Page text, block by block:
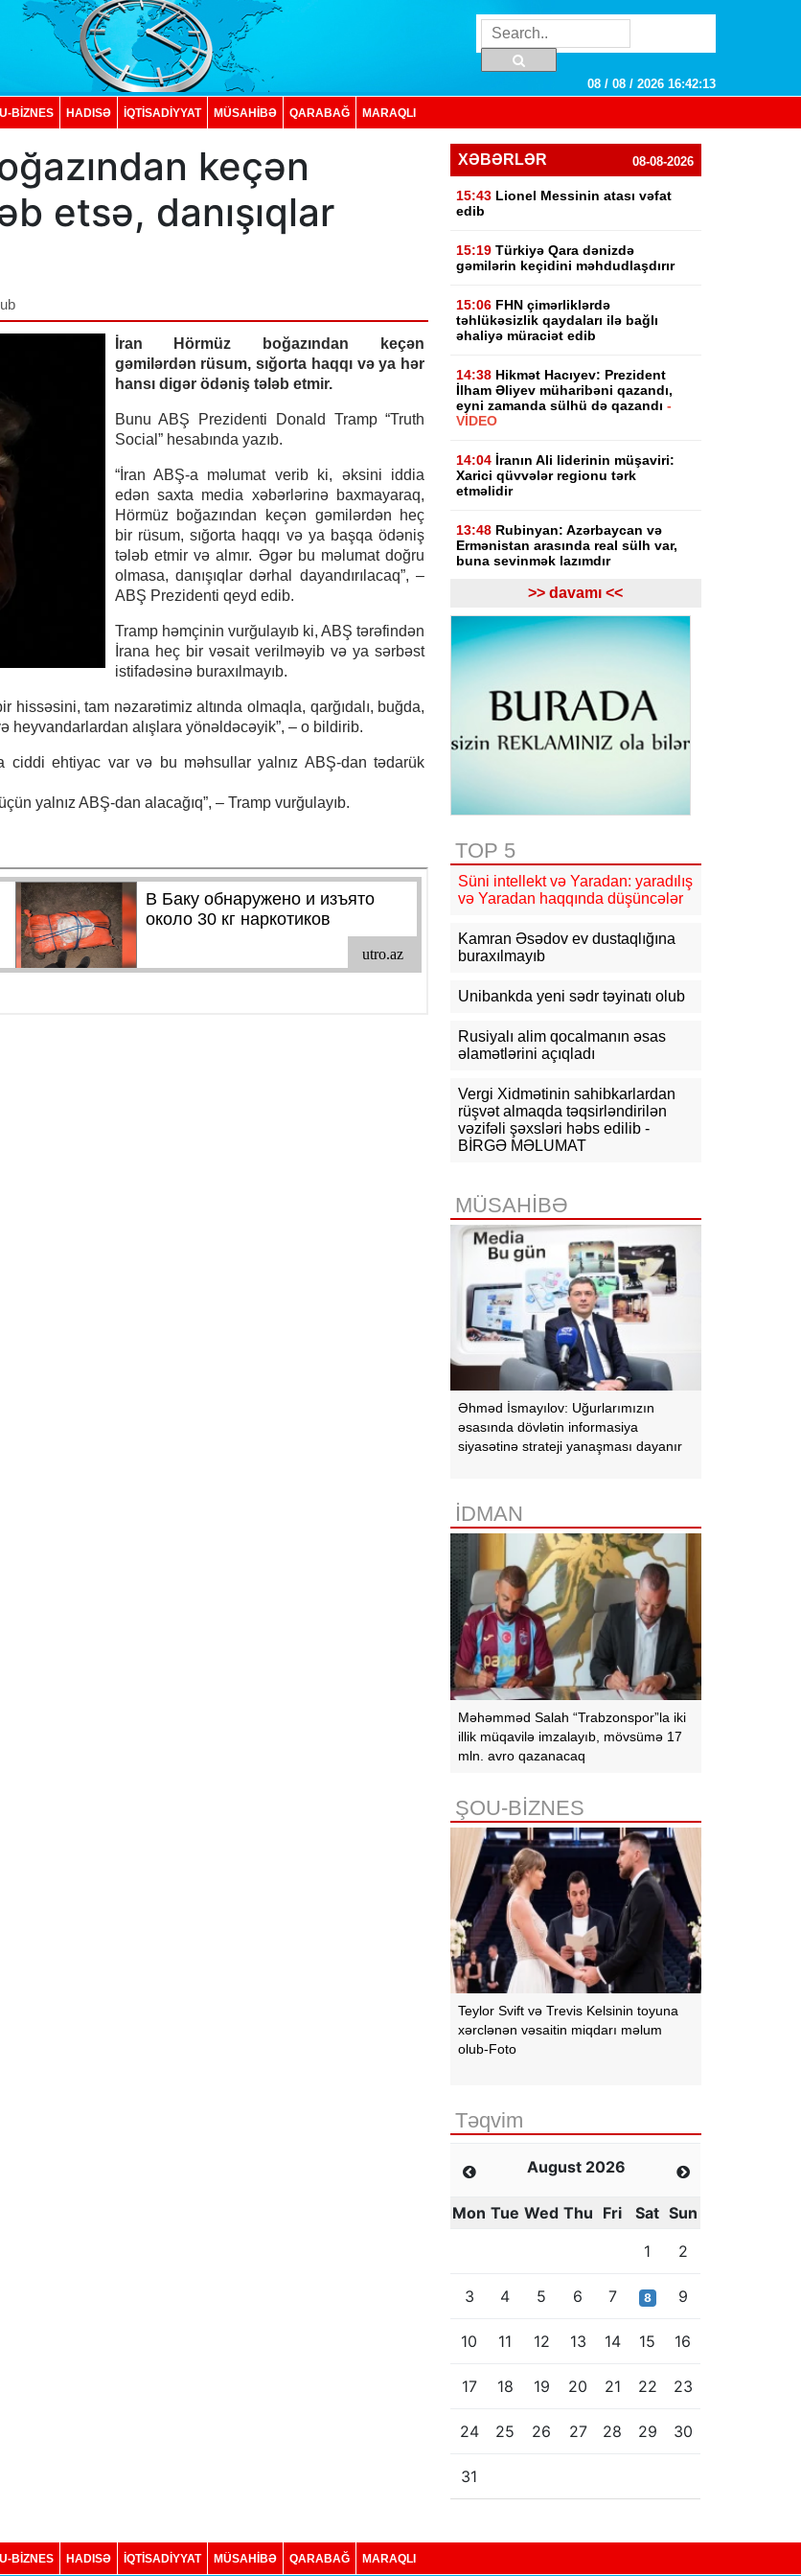
08 / 08 / 2026 16:42:13
BİZNES HADISƏ İQTISADIYYAT MÜSAHİBƏ QARABAĞ MARAQLI
keçən
etsə, danışıqlar
İran Hörmüz boğazından keçən
gəmilərdən rüsum, sığorta haqqı və ya hər
hansı digər ödəniş tələb etmir.
Bunu ABŞ Prezidenti Donald Tramp “Truth
Social” hesabında yazıb.
“İran ABŞ-a məlumat verib ki, əksini iddia
edən saxta media xəbərlərinə baxmayaraq,
Hörmüz boğazından keçən gəmilərdən heç
bir rüsum, sığorta haqqı və ya başqa ödəniş
tələb etmir və almır. Əgər bu məlumat doğru
olmasa, danışıqlar dərhal dayandırılacaq”, –
ABŞ Prezidenti qeyd edib.
Tramp həmçinin vurğulayıb ki, ABŞ tərəfindən
İrana heç bir vəsait verilməyib və ya sərbəst
istifadəsinə buraxılmayıb.
tam nəzarətimiz altında olmaqla, qarğıdalı, buğda,
heyvandarlardan alışlara yönəldəcəyik”, – o bildirib.
ehtiyac var və bu məhsullar yalnız ABŞ-dan tədarük
yalnız ABŞ-dan alacağıq”, – Tramp vurğulayıb.
XƏBƏRLƏR 08-08-2026
15:43 Lionel Messinin atası vəfat
edib
15:19 Türkiyə Qara dənizdə
gəmilərin keçidini məhdudlaşdırır
15:06 FHN çimərliklərdə
təhlükəsizlik qaydaları ilə bağlı
əhaliyə müraciət edib
14:38 Hikmət Hacıyev: Prezident
İlham Əliyev müharibəni qazandı,
eyni zamanda sülhü də qazandı-
VİDEO
14:04 İranın Ali liderinin müşaviri:
Xarici qüvvələr regionu tərk
etməlidir
13:48 Rubinyan: Azərbaycan və
Ermənistan arasında real sülh var,
buna sevinmək lazımdır
Gürcüstan hakimiyyəti Rusiya
ilə müharibənin başlamasında
Saakaşvilini günahlandırıb
12:47
İlham Əliyevə zəng edib
12:27 Bazar günü Azərbaycanda 40
dərəcə isti olacaq
11:17 Rusiyadan Ermənistana
Azərbaycandan keçməklə 15 vaqon
buğda, 10 vaqon daş kömür
10:54 KİV: Ukrayna Qazaxıstan
neftini daşıyan tankerləri hədəfə
İranla müharibədən çıxış yolu axtarır
vaxtlarda TRIPP layihəsinin praktiki
icrasına başlayacağıq
10:15 Paşinyan: Ermənistanla
>> davamı <<
TOP 5
Süni intellekt və Yaradan: yaradılış
və Yaradan haqqında düşüncələr
Kamran Əsədov ev dustaqlığına
buraxılmayıb
Unibankda yeni sədr təyinatı olub
Rusiyalı alim qocalmanın əsas
əlamətlərini açıqladı
Vergi Xidmətinin sahibkarlardan
rüşvət almaqda təqsirləndirilən
vəzifəli şəxsləri həbs edilib -
BİRGƏ MƏLUMAT
MÜSAHİBƏ
Əhməd İsmayılov: Uğurlarımızın
əsasında dövlətin informasiya
siyasətinə strateji yanaşması dayanır
İDMAN
Məhəmməd Salah “Trabzonspor”la iki
illik müqavilə imzalayıb, mövsümə 17
mln. avro qazanacaq
ŞOU-BİZNES
Teylor Svift və Trevis Kelsinin toyuna
xərclənən vəsaitin miqdarı məlum
olub-Foto
Təqvim
August 2026
Mon Tue Wed Thu Fri Sat Sun
1
2
3 4 5 6 7 8 9
10 11 12 13 14 15 16
17 18 19 20 21 22 23
24 25 26 27 28 29 30
31
BİZNES HADISƏ İQTISADIYYAT MÜSAHİBƏ QARABAĞ MARAQLI